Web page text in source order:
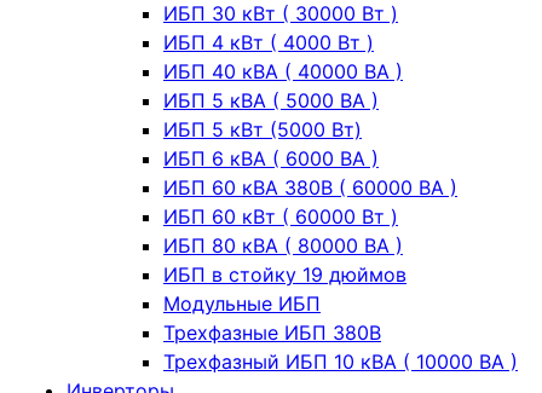
ИБП 30 кВт ( 30000 Вт )
ИБП 4 кВт ( 4000 Вт )
ИБП 40 кВА ( 40000 ВА )
ИБП 5 кВА ( 5000 ВА )
ИБП 5 кВт (5000 Вт)
ИБП 6 кВА ( 6000 ВА )
ИБП 60 кВА 380В ( 60000 ВА )
ИБП 60 кВт ( 60000 Вт )
ИБП 80 кВА ( 80000 ВА )
ИБП в стойку 19 дюймов
Модульные ИБП
Трехфазные ИБП 380В
Трехфазный ИБП 10 кВА ( 10000 ВА )